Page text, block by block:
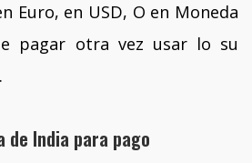
Euro, en USD, O en Moneda
pagar otra vez usar lo su
de India para pago